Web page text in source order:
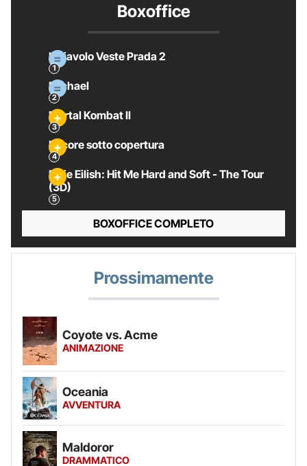
Boxoffice
Il Diavolo Veste Prada 2
Michael
Mortal Kombat II
Pecore sotto copertura
Billie Eilish: Hit Me Hard and Soft - The Tour
(3D)
BOXOFFICE COMPLETO
Prossimamente
Coyote vs. Acme
ANIMAZIONE
Oceania
AVVENTURA
Maldoror
DRAMMATICO